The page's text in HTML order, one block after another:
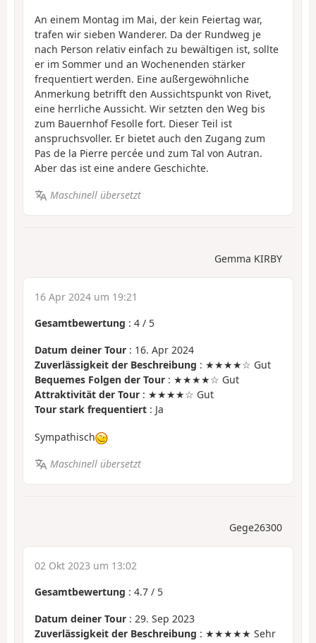
An einem Montag im Mai, der kein Feiertag war,
trafen wir sieben Wanderer. Da der Rundweg je
nach Person relativ einfach zu bewältigen ist, sollte
er im Sommer und an Wochenenden stärker
frequentiert werden. Eine außergewöhnliche
Anmerkung betrifft den Aussichtspunkt von Rivet,
eine herrliche Aussicht. Wir setzten den Weg bis
zum Bauernhof Fesolle fort. Dieser Teil ist
anspruchsvoller. Er bietet auch den Zugang zum
Pas de la Pierre percée und zum Tal von Autran.
Aber das ist eine andere Geschichte.
Maschinell übersetzt
Gemma KIRBY
16 Apr 2024 um 19:21
Gesamtbewertung : 4 / 5
Datum deiner Tour : 16. Apr 2024
Zuverlässigkeit der Beschreibung : ★★★★☆ Gut
Bequemes Folgen der Tour : ★★★★☆ Gut
Attraktivität der Tour : ★★★★☆ Gut
Tour stark frequentiert : Ja
Sympathisch
Maschinell übersetzt
Gege26300
02 Okt 2023 um 13:02
Gesamtbewertung : 4.7 / 5
Datum deiner Tour : 29. Sep 2023
Zuverlässigkeit der Beschreibung : ★★★★★ Sehr